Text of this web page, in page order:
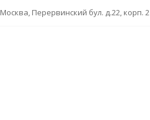
Москва, Перервинский бул. д.22, корп. 2